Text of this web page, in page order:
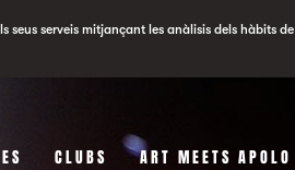
seus serveis mitjançant les anàlisis dels hàbits de
CLUBS ART MEETS APOLO